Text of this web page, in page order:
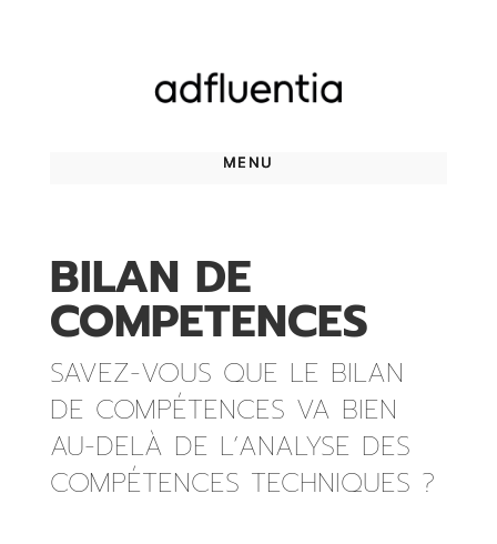
BILAN DE
COMPETENCES
SAVEZ-VOUS QUE LE BILAN
DE COMPÉTENCES VA BIEN
AU-DELÀ DE L’ANALYSE DES
COMPÉTENCES TECHNIQUES ?